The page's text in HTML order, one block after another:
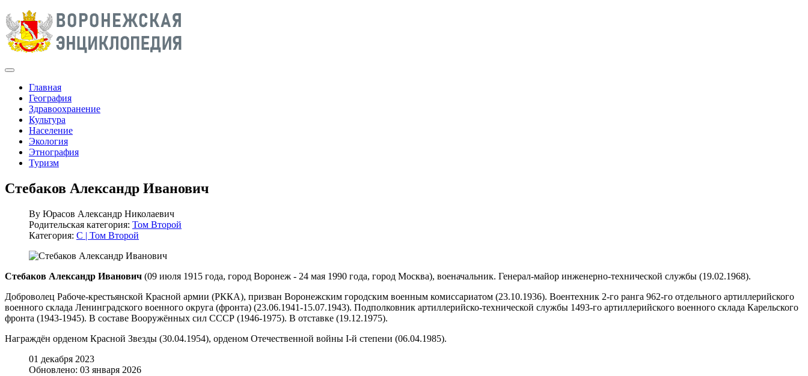
Главная
География
Здравоохранение
Культура
Население
Экология
Этнография
Туризм
Стебаков Александр Иванович
By Юрасов Александр Николаевич
Родительская категория: Том Второй
Категория: С | Том Второй
Стебаков Александр Иванович (09 июля 1915 года, город Воронеж - 24 мая 1990 года, город Москва), военачальник. Генерал-майор инженерно-технической службы (19.02.1968).
Доброволец Рабоче-крестьянской Красной армии (РККА), призван Воронежским городским военным комиссариатом (23.10.1936). Воентехник 2-го ранга 962-го отдельного артиллерийского
военного склада Ленинградского военного округа (фронта) (23.06.1941-15.07.1943). Подполковник артиллерийско-технической службы 1493-го артиллерийского военного склада Карельского
фронта (1943-1945). В составе Вооружённых сил СССР (1946-1975). В отставке (19.12.1975).
Награждён орденом Красной Звезды (30.04.1954), орденом Отечественной войны I-й степени (06.04.1985).
01 декабря 2023
Обновлено: 03 января 2026